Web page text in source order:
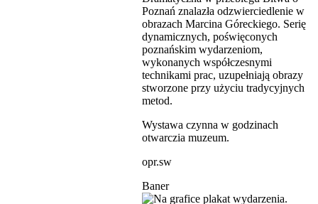
Poznań znalazła odzwierciedlenie w
obrazach Marcina Góreckiego. Serię
dynamicznych, poświęconych
poznańskim wydarzeniom,
wykonanych współczesnymi
technikami prac, uzupełniają obrazy
stworzone przy użyciu tradycyjnych
metod.
Wystawa czynna w godzinach
otwarczia muzeum.
opr.sw
Baner